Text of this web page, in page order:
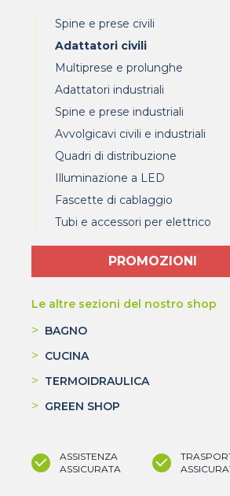
Spine e prese civili
Adattatori civili
Multiprese e prolunghe
Adattatori industriali
Spine e prese industriali
Avvolgicavi civili e industriali
Quadri di distribuzione
Illuminazione a LED
Fascette di cablaggio
Tubi e accessori per elettrico
PROMOZIONI
Le altre sezioni del nostro shop
> BAGNO
> CUCINA
> TERMOIDRAULICA
> GREEN SHOP
ASSISTENZA
ASSICURATA